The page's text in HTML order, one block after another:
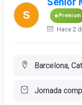
Premium
Hace 2
Barcelona,
Jornada